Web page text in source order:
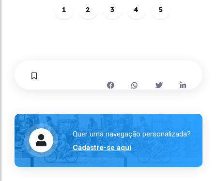
1 2 3 4 5
Quer uma navegação personalizada?
Cadastre-se aqui